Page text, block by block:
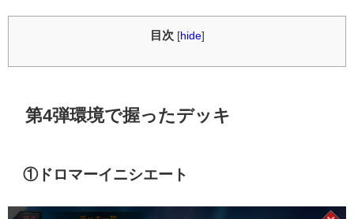
目次 [hide]
第4弾環境で握ったデッキ
①ドロマーイニシエート